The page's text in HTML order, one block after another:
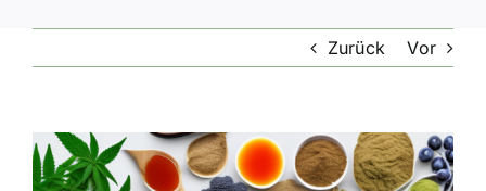
Zurück Vor
Zeige
grösseres